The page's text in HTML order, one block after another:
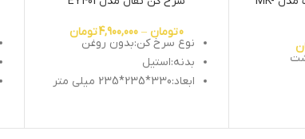
0تومان –
4,900,000تومان
نوع سرخ کن:بدون روغن
بدنه:استیل
ابعاد:330*235*235 میلی متر